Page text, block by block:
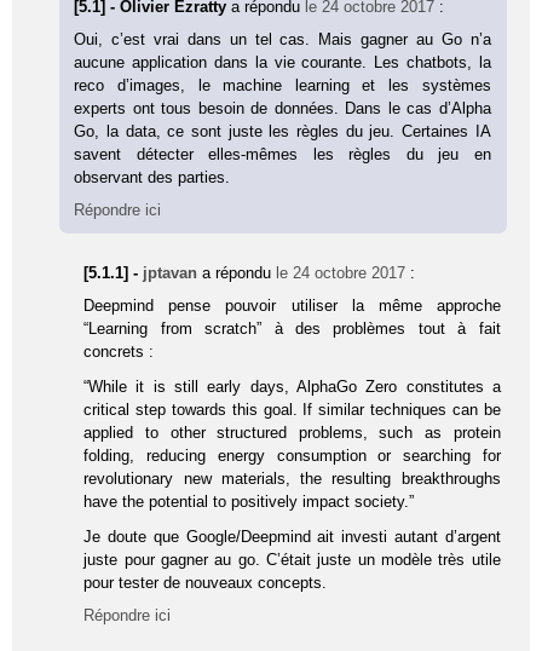
[5.1] - Olivier Ezrattya répondu le 24 octobre 2017 :
Oui, c’est vrai dans un tel cas. Mais gagner au Go n’a
aucune application dans la vie courante. Les chatbots, la
reco d’images, le machine learning et les systèmes
experts ont tous besoin de données. Dans le cas d’Alpha
Go, la data, ce sont juste les règles du jeu. Certaines IA
savent détecter elles-mêmes les règles du jeu en
observant des parties.
Répondre ici
[5.1.1] - jptavan a répondu le 24 octobre 2017 :
Deepmind pense pouvoir utiliser la même approche
“Learning from scratch” à des problèmes tout à fait
concrets :
“While it is still early days, AlphaGo Zero constitutes a
critical step towards this goal. If similar techniques can be
applied to other structured problems, such as protein
folding, reducing energy consumption or searching for
revolutionary new materials, the resulting breakthroughs
have the potential to positively impact society.”
Je doute que Google/Deepmind ait investi autant d’argent
juste pour gagner au go. C’était juste un modèle très utile
pour tester de nouveaux concepts.
Répondre ici